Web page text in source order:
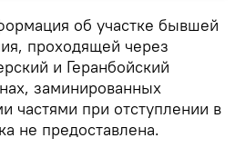
об участке бывшей
проходящей через
и Геранбойский
заминированных
частями при отступлении в
не предоставлена.